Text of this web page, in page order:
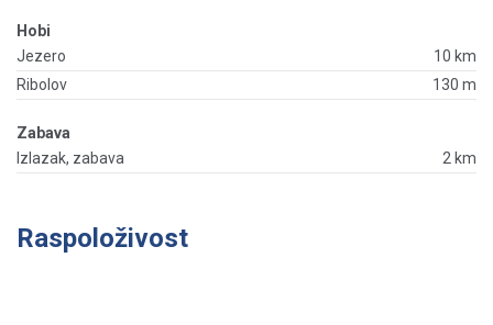
Hobi
Jezero
10 km
Ribolov
130 m
Zabava
Izlazak, zabava
2 km
Raspoloživost